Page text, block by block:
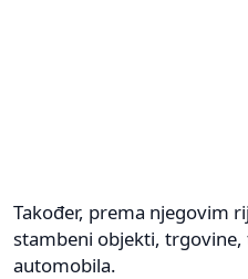
Također, prema njegovim
stambeni objekti, trgovine,
automobila.